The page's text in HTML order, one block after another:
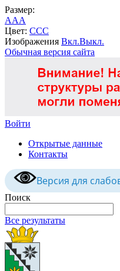
Размер:
AAA
Цвет: CCC
Изображения Вкл.Выкл.
Обычная версия сайта
Войти
Открытые данные
Контакты
Версия для
Поиск
Все результаты